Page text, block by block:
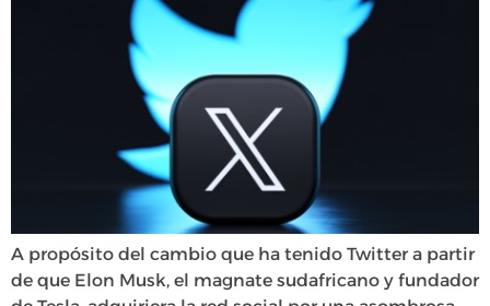
A propósito del cambio que ha tenido Twitter a partir
de que Elon Musk, el magnate sudafricano y fundador